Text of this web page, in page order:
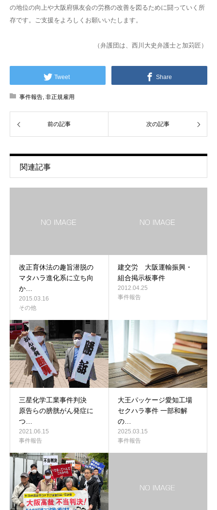
の地位の向上や大阪府猟友会の労務の改善を図るために闘っていく所
存です。ご支援をよろしくお願いいたします。
（弁護団は、西川大史弁護士と加苅匠）
Tweet Share
事件報告 非正規雇用
前の記事 次の記事
関連記事
改正育休法の趣旨潜脱の
マタハラ進化系に立ち向
か…
2015.03.16
その他
建交労 大阪運輸振興・
組合掲示板事件
2012.04.25
事件報告
三星化学工業事件判決
原告らの膀胱がん発症に
つ…
2021.06.15
事件報告
大王パッケージ愛知工場
セクハラ事件 一部和解
の…
2025.03.15
事件報告